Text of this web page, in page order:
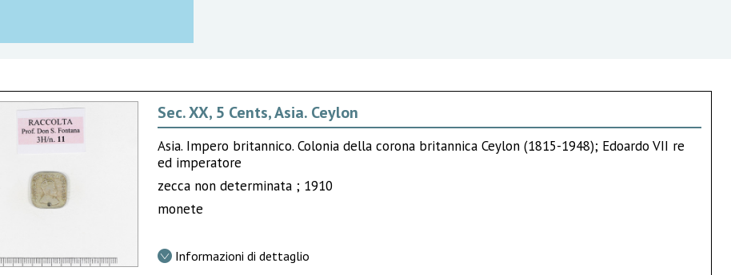
Sec. XX, 5 Cents, Asia. Ceylon
Asia. Impero britannico. Colonia della corona britannica Ceylon (1815-1948); Edoardo VII re
ed imperatore
zecca non determinata ; 1910
monete
Informazioni di dettaglio